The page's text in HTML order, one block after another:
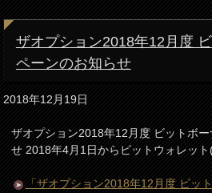
ザオプション2018年12月度
ペーンのお知らせ
2018年12月19日
ザオプション2018年12月度 ビットボ
せ 2018年4月1日からビットウォレッ
「ザオプション2018年12月度 ビッ